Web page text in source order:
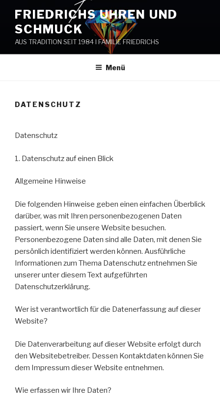
Inhalt
springen
FRIEDRICHS UHREN UND
SCHMUCK
AUS TRADITION SEIT 1984 I FAMILIE FRIEDRICHS
Menü
DATENSCHUTZ
Datenschutz
1. Datenschutz auf einen Blick
Allgemeine Hinweise
Die folgenden Hinweise geben einen einfachen Überblick
darüber, was mit Ihren personenbezogenen Daten
passiert, wenn Sie unsere Website besuchen.
Personenbezogene Daten sind alle Daten, mit denen Sie
persönlich identifiziert werden können. Ausführliche
Informationen zum Thema Datenschutz entnehmen Sie
unserer unter diesem Text aufgeführten
Datenschutzerklärung.
Wer ist verantwortlich für die Datenerfassung auf dieser
Website?
Die Datenverarbeitung auf dieser Website erfolgt durch
den Websitebetreiber. Dessen Kontaktdaten können Sie
dem Impressum dieser Website entnehmen.
Wie erfassen wir Ihre Daten?